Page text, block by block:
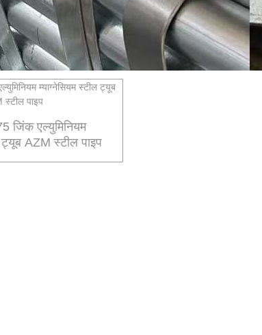
जिंक एल्युमिनियम
ट्यूब AZM स्टील पाइप